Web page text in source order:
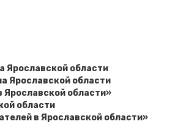
Ярославской области
Ярославской области
Ярославской области»
области
в Ярославской области»